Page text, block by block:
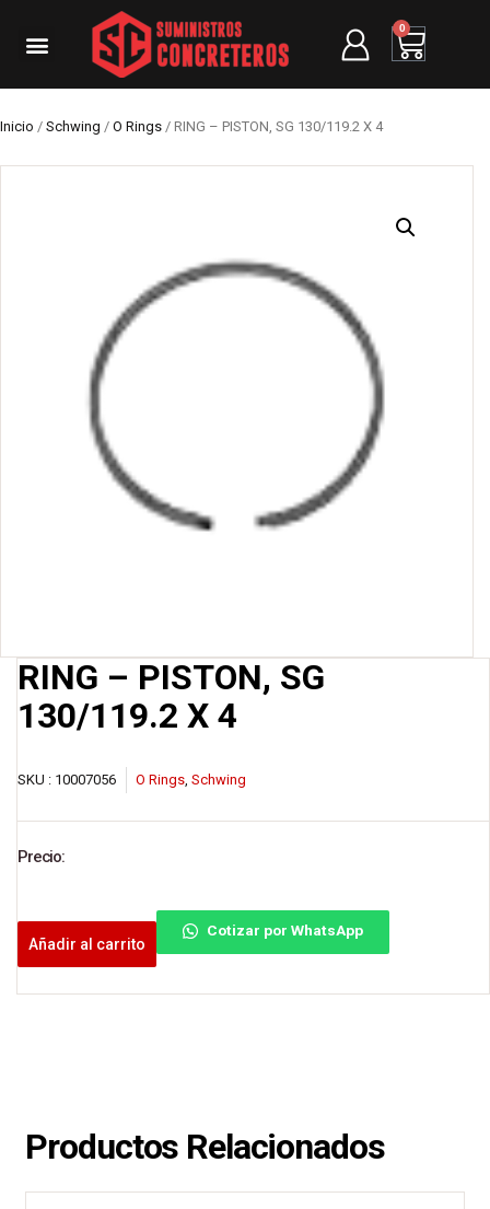
0
Inicio / Schwing / O Rings / RING – PISTON, SG 130/119.2 X 4
RING – PISTON, SG
130/119.2 X 4
SKU : 10007056 O Rings Schwing
Precio:
Añadir al carrito
Cotizar por WhatsApp
Productos Relacionados